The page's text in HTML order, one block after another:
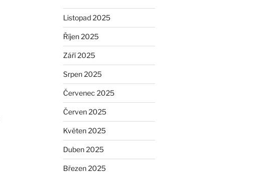
Listopad 2025
Říjen 2025
Září 2025
Srpen 2025
Červenec 2025
Červen 2025
Květen 2025
Duben 2025
Březen 2025